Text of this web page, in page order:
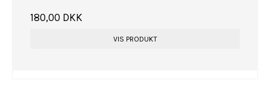
180,00 DKK
VIS PRODUKT